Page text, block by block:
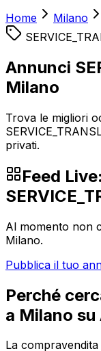
Home Milano
Annunci
Milano
Trova le migliori
privati.
Feed Live:
Al momento non
Milano.
Pubblica il tuo
Perché
a Milano su
La compravendita